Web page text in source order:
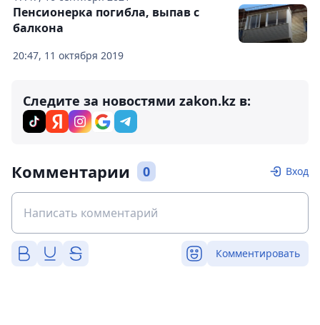
20:47, 11 октября 2019
Пенсионерка погибла, выпав с
балкона
Следите за новостями zakon.kz в:
Комментарии 0 Вход
Комментировать